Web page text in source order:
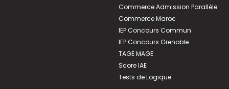
Commerce Admission Parallèle
Commerce Maroc
IEP Concours Commun
IEP Concours Grenoble
TAGE MAGE
Score IAE
Tests de Logique